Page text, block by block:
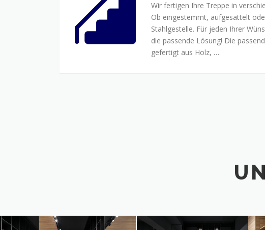
Wir fertigen Ihre Treppe in
Ob eingestemmt, aufgesattelt
Stahlgestelle. Für jeden Ihrer
die passende Lösung! Die
gefertigt aus Holz, …